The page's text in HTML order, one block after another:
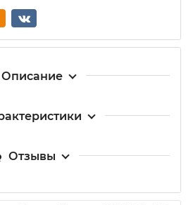
Описание
Отзывы